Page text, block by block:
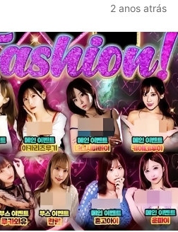
2 anos atrás